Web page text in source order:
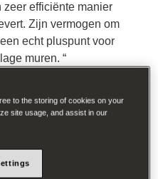
zeer efficiënte manier
Zijn vermogen om
echt pluspunt voor
muren.
overzicht
to the storing of cookies on your
site usage, and assist in our